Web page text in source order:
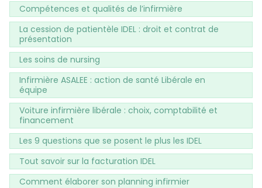
Compétences et qualités de l’infirmière
La cession de patientèle IDEL : droit et contrat de
présentation
Les soins de nursing
Infirmière ASALEE : action de santé Libérale en
équipe
Voiture infirmière libérale : choix, comptabilité et
financement
Les 9 questions que se posent le plus les IDEL
Tout savoir sur la facturation IDEL
Comment élaborer son planning infirmier